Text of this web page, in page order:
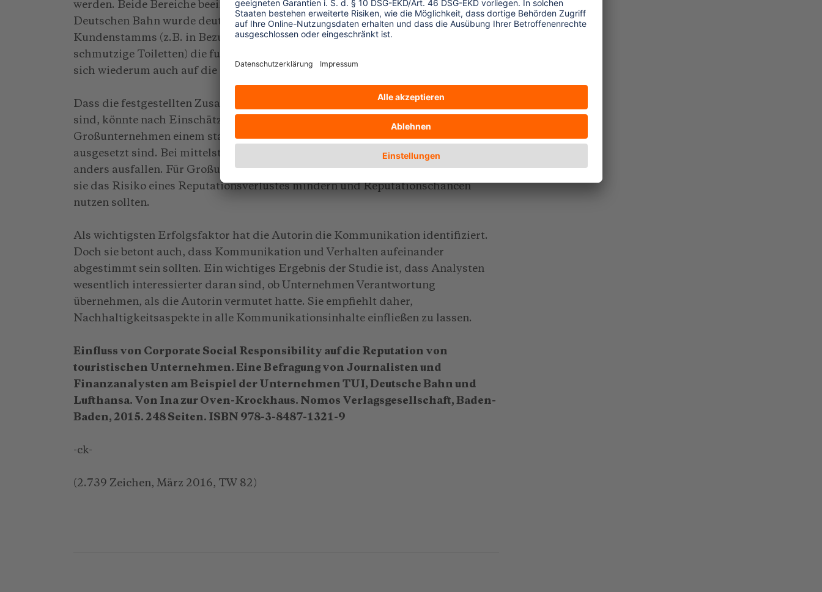
werden. Beide Bereiche beeinflussten sich gegenseitig. Am Beispiel der
Deutschen Bahn wurde deutlich, dass negative Erfahrungen eines großen
Kundenstamms (z.B. in Bezug auf Zugverspätungen, Ausfall von Klimaanlagen,
schmutzige Toiletten) die funktionale Reputation beeinträchtigen können – was
sich wiederum auch auf die soziale Reputation auswirken könne.
Dass die festgestellten Zusammenhänge wider Erwarten nicht besonders stark
sind, könnte nach Einschätzung der Autorin damit zusammenhängen, dass
Großunternehmen einem starken gesellschaftlichen Legitimationsdruck
ausgesetzt sind. Bei mittelständischen Unternehmen könnten die Ergebnisse
anders ausfallen. Für Großunternehmen gelte daher in besonderem Maße, dass
sie das Risiko eines Reputationsverlustes mindern und Reputationschancen
nutzen sollten.
Als wichtigsten Erfolgsfaktor hat die Autorin die Kommunikation identifiziert.
Doch sie betont auch, dass Kommunikation und Verhalten aufeinander
abgestimmt sein sollten. Ein wichtiges Ergebnis der Studie ist, dass Analysten
wesentlich interessierter daran sind, ob Unternehmen Verantwortung
übernehmen, als die Autorin vermutet hatte. Sie empfiehlt daher,
Nachhaltigkeitsaspekte in alle Kommunikationsinhalte einfließen zu lassen.
Einfluss von Corporate Social Responsibility auf die Reputation von
touristischen Unternehmen. Eine Befragung von Journalisten und
Finanzanalysten am Beispiel der Unternehmen TUI, Deutsche Bahn und
Lufthansa. Von Ina zur Oven-Krockhaus. Nomos Verlagsgesellschaft, Baden-
Baden, 2015. 248 Seiten. ISBN 978-3-8487-1321-9
-ck-
(2.739 Zeichen, März 2016, TW 82)